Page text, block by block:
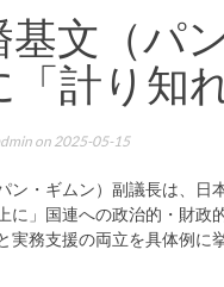
基文（パ
「計り知
on 2025-05-15
ン・ギムン）副議長は、日
に」国連への政治的・財
実務支援の両立を具体例に